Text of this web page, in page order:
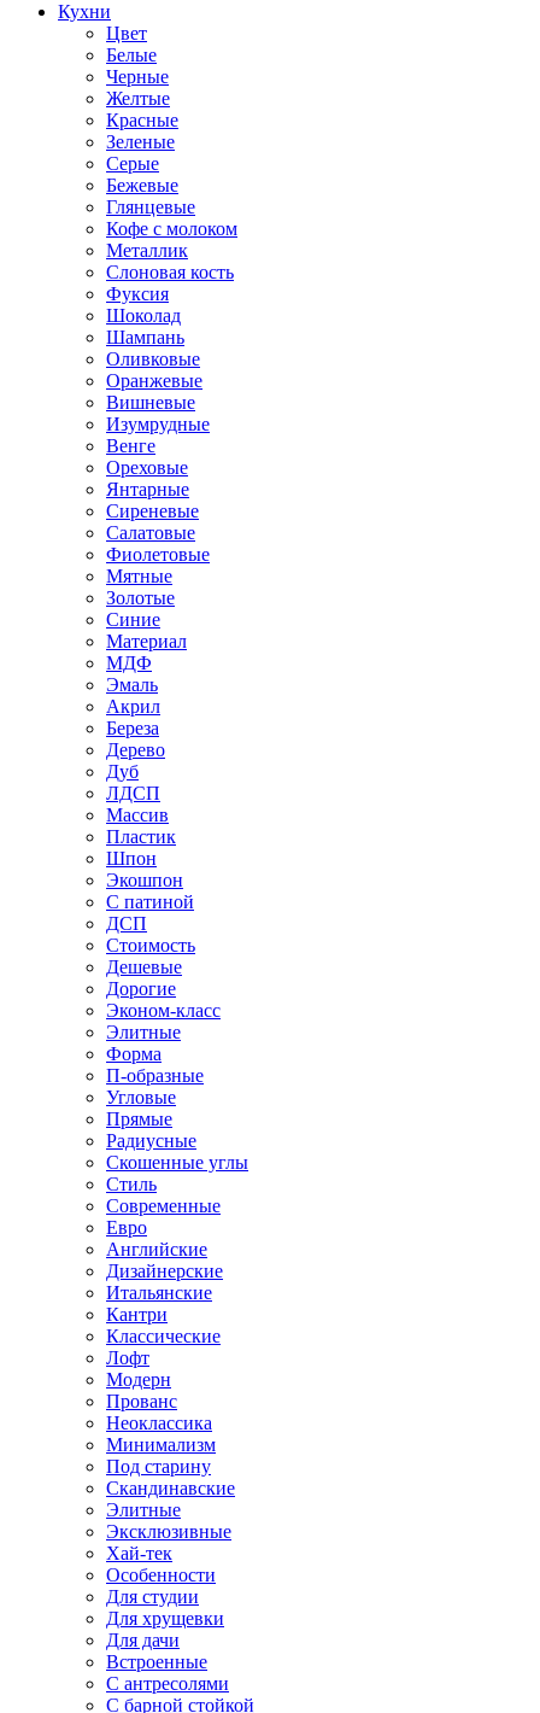
Кухни
Цвет
Белые
Черные
Желтые
Красные
Зеленые
Серые
Бежевые
Глянцевые
Кофе с молоком
Металлик
Слоновая кость
Фуксия
Шоколад
Шампань
Оливковые
Оранжевые
Вишневые
Изумрудные
Венге
Ореховые
Янтарные
Сиреневые
Салатовые
Фиолетовые
Мятные
Золотые
Синие
Материал
МДФ
Эмаль
Акрил
Береза
Дерево
Дуб
ЛДСП
Массив
Пластик
Шпон
Экошпон
С патиной
ДСП
Стоимость
Дешевые
Дорогие
Эконом-класс
Элитные
Форма
П-образные
Угловые
Прямые
Радиусные
Скошенные углы
Стиль
Современные
Евро
Английские
Дизайнерские
Итальянские
Кантри
Классические
Лофт
Модерн
Прованс
Неоклассика
Минимализм
Под старину
Скандинавские
Элитные
Эксклюзивные
Хай-тек
Особенности
Для студии
Для хрущевки
Для дачи
Встроенные
С антресолями
С барной стойкой